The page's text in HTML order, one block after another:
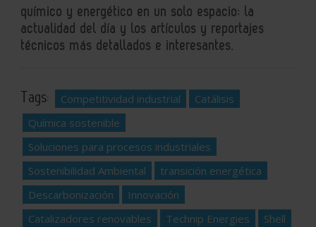
químico y energético en un solo espacio: la
actualidad del día y los artículos y reportajes
técnicos más detallados e interesantes.
Tags: Competitividad industrial
Catálisis
Química sostenible
Soluciones para procesos industriales
Sostenibilidad Ambiental
transición energética
Descarbonización
Innovación
Catalizadores renovables
Technip Energies Shell